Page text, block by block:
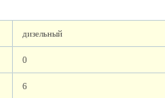
дизельный
0
6